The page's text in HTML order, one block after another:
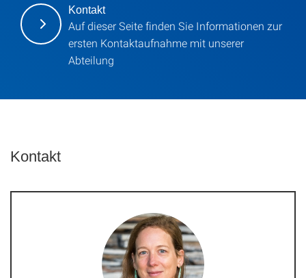
Kontakt
Auf dieser Seite finden Sie Informationen zur
ersten Kontaktaufnahme mit unserer
Abteilung
Kontakt